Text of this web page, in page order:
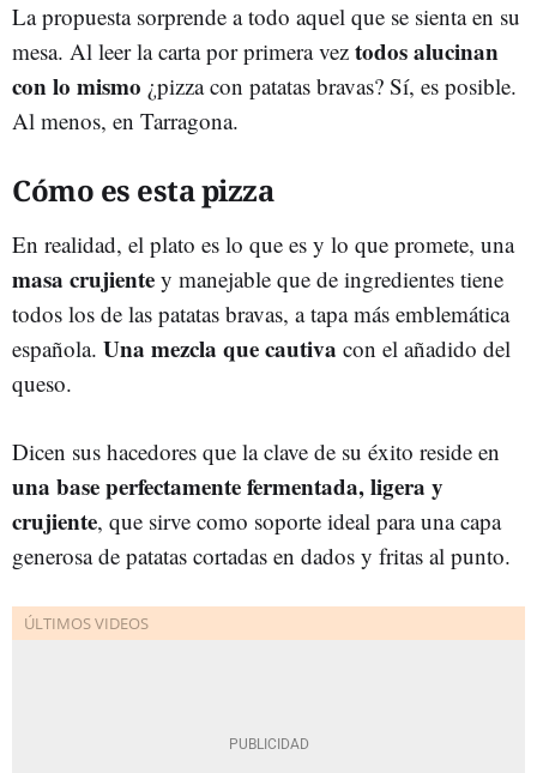
La propuesta sorprende a todo aquel que se sienta en su
mesa. Al leer la carta por primera vez todos alucinan
con lo mismo ¿pizza con patatas bravas? Sí, es posible.
Al menos, en Tarragona.
Cómo es esta pizza
En realidad, el plato es lo que es y lo que promete, una
masa crujiente y manejable que de ingredientes tiene
todos los de las patatas bravas, a tapa más emblemática
española. Una mezcla que cautiva con el añadido del
queso.
Dicen sus hacedores que la clave de su éxito reside en
una base perfectamente fermentada, ligera y
crujiente, que sirve como soporte ideal para una capa
generosa de patatas cortadas en dados y fritas al punto.